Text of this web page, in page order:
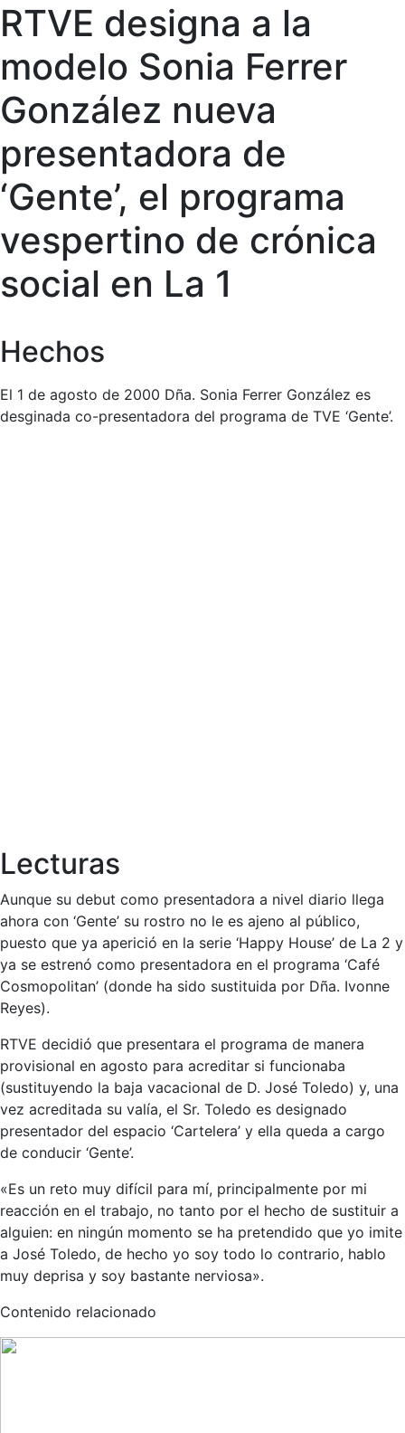
RTVE designa a la
modelo Sonia Ferrer
González nueva
presentadora de
‘Gente’, el programa
vespertino de crónica
social en La 1
Hechos
El 1 de agosto de 2000 Dña. Sonia Ferrer González es
desginada co-presentadora del programa de TVE ‘Gente’.
Lecturas
Aunque su debut como presentadora a nivel diario llega
ahora con ‘Gente’ su rostro no le es ajeno al público,
puesto que ya aperició en la serie ‘Happy House’ de La 2 y
ya se estrenó como presentadora en el programa ‘Café
Cosmopolitan’ (donde ha sido sustituida por Dña. Ivonne
Reyes).
RTVE decidió que presentara el programa de manera
provisional en agosto para acreditar si funcionaba
(sustituyendo la baja vacacional de D. José Toledo) y, una
vez acreditada su valía, el Sr. Toledo es designado
presentador del espacio ‘Cartelera’ y ella queda a cargo
de conducir ‘Gente’.
«Es un reto muy difícil para mí, principalmente por mi
reacción en el trabajo, no tanto por el hecho de sustituir a
alguien: en ningún momento se ha pretendido que yo imite
a José Toledo, de hecho yo soy todo lo contrario, hablo
muy deprisa y soy bastante nerviosa».
Contenido relacionado